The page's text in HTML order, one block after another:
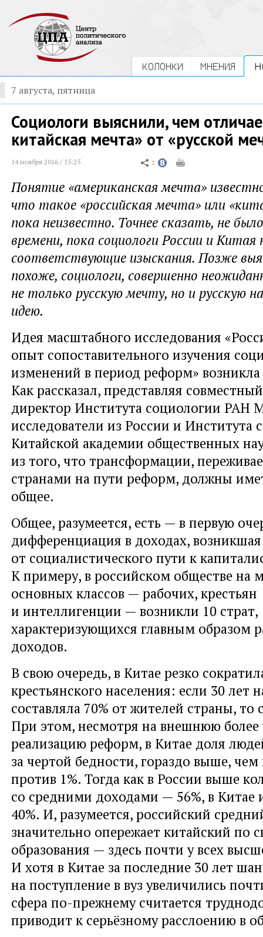
КОЛОНКИ МНЕНИЯ
7 августа, пятница
Социологи выяснили, чем
китайская мечта» от «русской
14 ноября 2016 / 15:25
Понятие «американская мечта»
что такое «российская мечта» или
пока неизвестно. Точнее сказать, не
времени, пока социологи России и Китая
соответствующие изыскания. Позже
похоже, социологи, совершенно
не только русскую мечту, но и русскую
идею.
Идея масштабного исследования
опыт сопоставительного изучения
изменений в период реформ» возникла
Как рассказал, представляя
директор Института социологии РАН
исследователи из России и Института
Китайской академии общественных
из того, что трансформации,
странами на пути реформ, должны
общее.
Общее, разумеется, есть — в первую
дифференциация в доходах, возникшая
от социалистического пути к
К примеру, в российском обществе на
основных классов — рабочих, крестьян
и интеллигенции — возникли 10 страт,
характеризующихся главным образом
доходов.
В свою очередь, в Китае резко
крестьянского населения: если 30 лет
составляла 70% от жителей страны, то
При этом, несмотря на внешнюю
реализацию реформ, в Китае доля
за чертой бедности, гораздо выше,
против 1%. Тогда как в России выше
со средними доходами — 56%, в Китае
40%. И, разумеется, российский
значительно опережает китайский по
образования — здесь почти у всех
И хотя в Китае за последние 30 лет
на поступление в вуз увеличились
сфера по-прежнему считается
приводит к серьёзному расслоению в